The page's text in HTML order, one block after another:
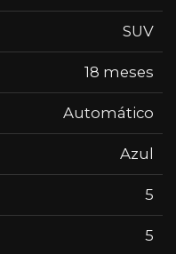
SUV
18 meses
Automático
Azul
5
5